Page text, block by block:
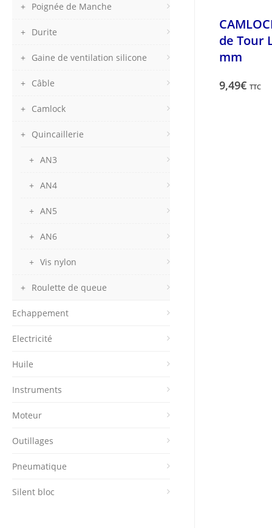
de Tour
mm
9,49€ TTC
Poignée de Manche
Durite
Gaine de ventilation silicone
Câble
Camlock
Quincaillerie
AN3
AN4
AN5
AN6
Vis nylon
Roulette de queue
Echappement
Electricité
Huile
Instruments
Moteur
Outillages
Pneumatique
Silent bloc